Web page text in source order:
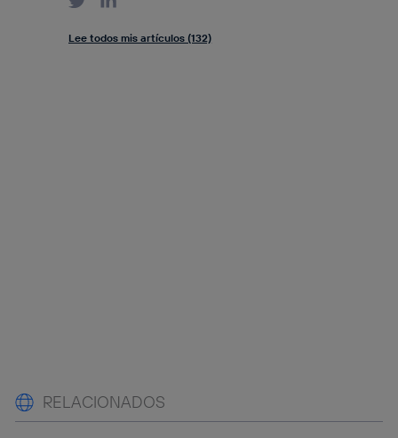
Lee todos mis artículos (132)
RELACIONADOS